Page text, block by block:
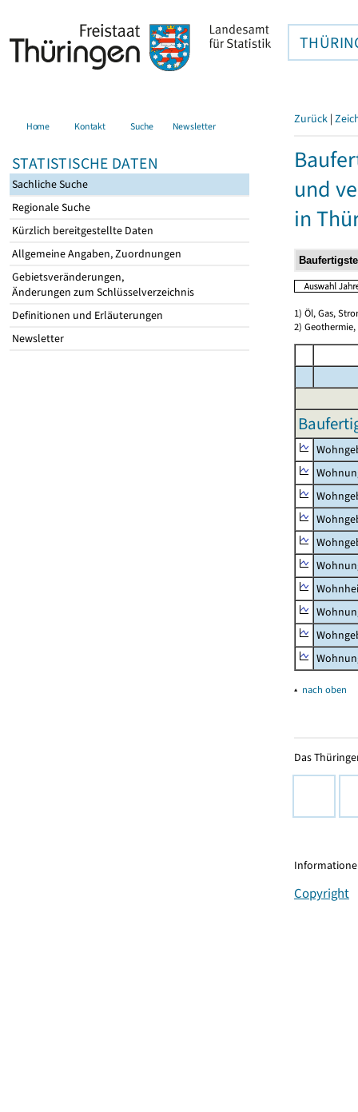
Home Kontakt Suche Newsletter
STATISTISCHE DATEN
Sachliche Suche
Regionale Suche
Kürzlich bereitgestellte Daten
Allgemeine Angaben, Zuordnungen
Gebietsveränderungen,
Änderungen zum Schlüsselverzeichnis
Definitionen und Erläuterungen
Newsletter
Zurück |
und
in
1) Öl, Gas,
2)
▴ nach oben
Das
Copyright